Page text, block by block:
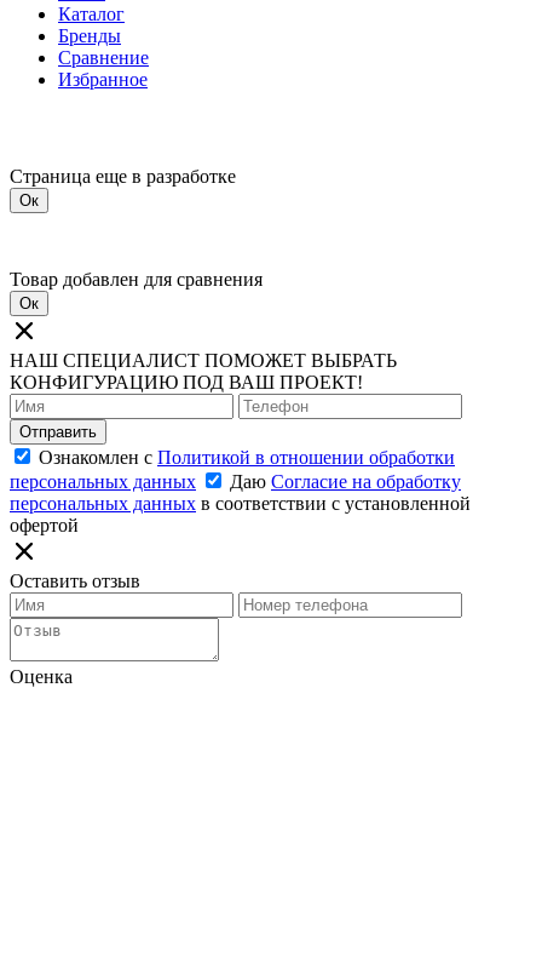
Каталог
Бренды
Сравнение
Избранное
Страница еще в разработке
Ок
Товар добавлен для сравнения
Ок
НАШ СПЕЦИАЛИСТ ПОМОЖЕТ ВЫБРАТЬ
КОНФИГУРАЦИЮ ПОД ВАШ ПРОЕКТ!
Отправить
Ознакомлен с Политикой в отношении обработки
персональных данных
Даю Согласие на обработку
персональных данных в соответствии с установленной
офертой
Оставить отзыв
Оценка